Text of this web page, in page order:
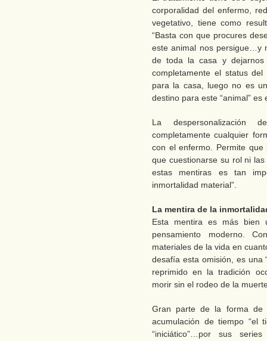
corporalidad del enfermo,
vegetativo, tiene como
“Basta con que procures
este animal nos persigue…y
de toda la casa y
completamente el status
para la casa, luego no es
destino para este “animal” es
La despersonalización
completamente cualquier
con el enfermo. Permite
que cuestionarse su rol ni
estas mentiras es tan
inmortalidad material”.
La mentira de la
Esta mentira es más bien
pensamiento moderno.
materiales de la vida en
desafía esta omisión, es una
reprimido en la tradición
morir sin el rodeo de la
Gran parte de la forma de
acumulación de tiempo “el
“iniciático”…por sus